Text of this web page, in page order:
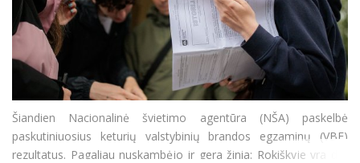
Šiandien Nacionalinė švietimo agentūra (NŠA) paskelbė
paskutiniuosius keturių valstybinių brandos egzaminų (VBE)
rezultatus. Pagaliau nuskambėjo ir gera žinia: Rokiškyje yra dar